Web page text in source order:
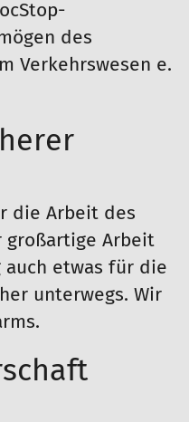
des
Verkehrswesen e.
die Arbeit des
großartige Arbeit
etwas für die
unterwegs. Wir